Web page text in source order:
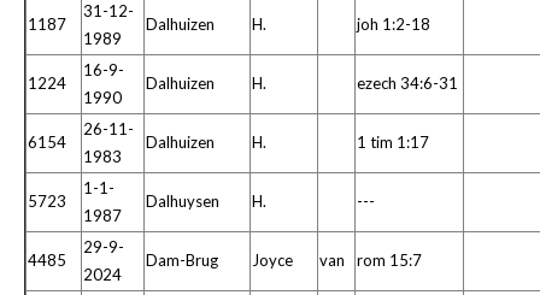
1187
31-12-
1989
Dalhuizen H. joh 1:2-18
1224
16-9-
1990
Dalhuizen H. ezech 34:6-31
6154
26-11-
1983
Dalhuizen H. 1 tim 1:17
5723
1-1-
1987
Dalhuysen H. ---
4485
29-9-
2024
Dam-Brug Joyce van rom 15:7